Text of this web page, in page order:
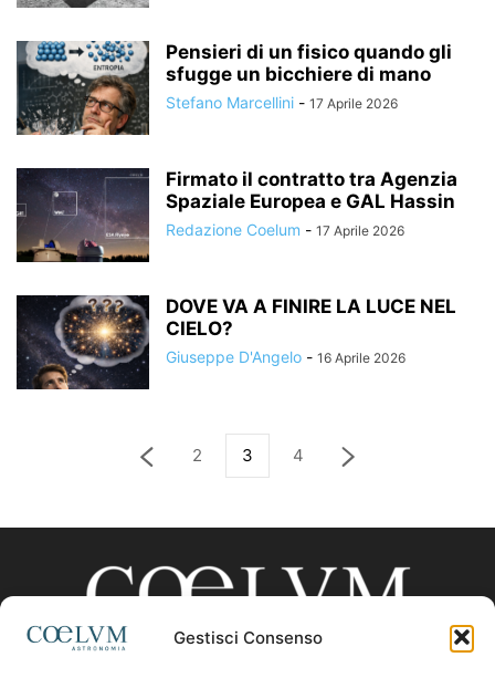
Gestisci Consenso
Pensieri di un fisico quando gli
sfugge un bicchiere di mano
Stefano Marcellini - 17 Aprile 2026
Firmato il contratto tra Agenzia
Spaziale Europea e GAL Hassin
Redazione Coelum - 17 Aprile 2026
DOVE VA A FINIRE LA LUCE NEL
CIELO?
Giuseppe D'Angelo - 16 Aprile 2026
2 3 4